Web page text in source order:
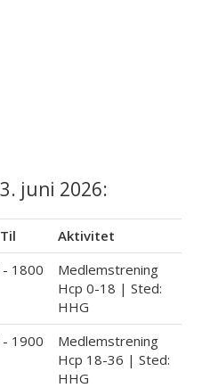
juni 2026:
Aktivitet
1800
Medlemstrening
Hcp 0-18 | Sted:
HHG
1900
Medlemstrening
Hcp 18-36 | Sted:
HHG